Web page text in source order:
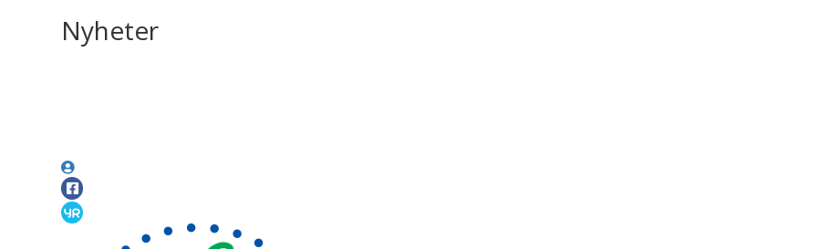
Nyheter